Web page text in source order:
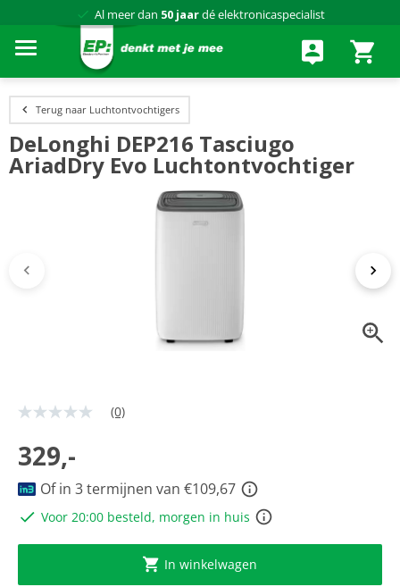
Al meer dan 50 jaardé elektronicaspecialist
Terug naar Luchtontvochtigers
DeLonghi DEP216 Tasciugo
AriadDry Evo Luchtontvochtiger
Geen
Dezelfde
paginalink.
(0)
329,-
Of in 3 termijnen van €109,67
Voor 20:00 besteld, morgen in huis
In winkelwagen